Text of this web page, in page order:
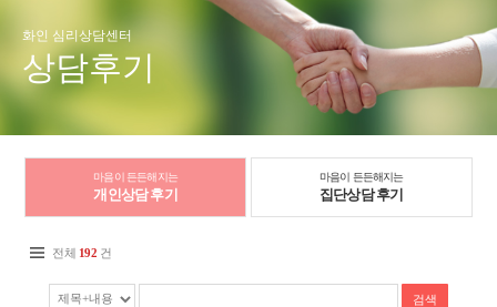
화인 심리상담센터
상담후기
마음이 든든해지는
개인상담 후기
마음이 든든해지는
집단상담 후기
전체 192 건